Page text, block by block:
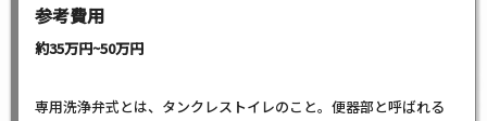
参考費用
約35万円~50万円
専用洗浄弁式とは、タンクレストイレのこと。便器部と呼ばれる